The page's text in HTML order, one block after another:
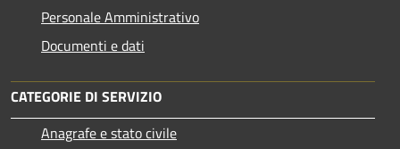
Personale Amministrativo
Documenti e dati
CATEGORIE DI SERVIZIO
Anagrafe e stato civile